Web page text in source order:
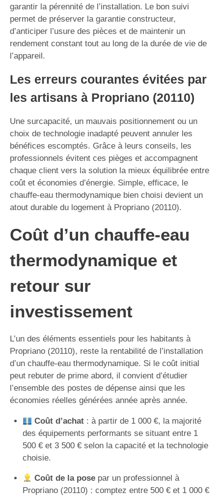
garantir la pérennité de l’installation. Le bon suivi
permet de préserver la garantie constructeur,
d’anticiper l’usure des pièces et de maintenir un
rendement constant tout au long de la durée de vie de
l’appareil.
Les erreurs courantes évitées par
les artisans à Propriano (20110)
Une surcapacité, un mauvais positionnement ou un
choix de technologie inadapté peuvent annuler les
bénéfices escomptés. Grâce à leurs conseils, les
professionnels évitent ces pièges et accompagnent
chaque client vers la solution la mieux équilibrée entre
coût et économies d’énergie. Simple, efficace, le
chauffe-eau thermodynamique bien choisi devient un
atout durable du logement à Propriano (20110).
Coût d’un chauffe-eau
thermodynamique et
retour sur
investissement
L’un des éléments essentiels pour les habitants à
Propriano (20110), reste la rentabilité de l’installation
d’un chauffe-eau thermodynamique. Si le coût initial
peut rebuter de prime abord, il convient d’étudier
l’ensemble des postes de dépense ainsi que les
économies réelles générées année après année.
Coût d’achat: à partir de 1 000 €, la majorité
des équipements performants se situant entre 1
500 € et 3 500 € selon la capacité et la technologie
choisie.
Coût de la posepar un professionnel à
Propriano (20110) : comptez entre 500 € et 1 000 €